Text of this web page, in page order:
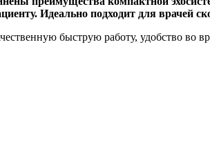
Идеально подходит для врачей
быструю работу, удобство во